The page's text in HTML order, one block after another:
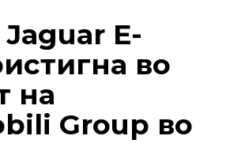
E-
во
на
Group во